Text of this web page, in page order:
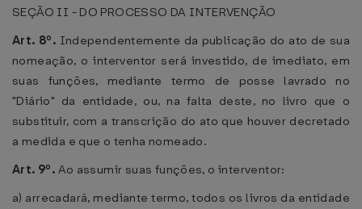
SEÇÃO II - DO PROCESSO DA INTERVENÇÃO
Art. 8º. Independentemente da publicação do ato de sua
nomeação, o interventor será investido, de imediato, em
suas funções, mediante termo de posse lavrado no
"Diário" da entidade, ou, na falta deste, no livro que o
substituir, com a transcrição do ato que houver decretado
a medida e que o tenha nomeado.
Art. 9º. Ao assumir suas funções, o interventor:
a) arrecadará, mediante termo, todos os livros da entidade